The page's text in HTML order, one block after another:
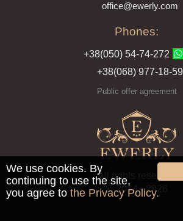
office@ewerly.com
Phones:
+38(050) 54-74-272
+38(068) 977-18-59
Public offer agreement
All rights reserved
© 2014 - 2026
We use cookies. By
continuing to use the site,
you agree to the Privacy Policy.